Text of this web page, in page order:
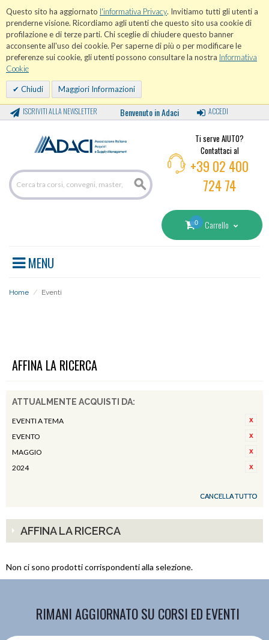
Questo sito ha aggiornato l'informativa Privacy. Invitiamo tutti gli utenti a
prenderne visione. Ricordiamo agli utenti che questo sito usa cookie di
profilazione e di terze parti. Chi sceglie di chiudere questo banner
acconsente all'uso dei cookie. Per saperne di più o per modificare le
preferenze sui cookie, gli utenti possono consultare la nostra Informativa
Cookie
Chiudi Maggiori Informazioni
ISCRIVITI ALLA NEWSLETTER Benvenuto in Adaci ACCEDI
Ti serve AIUTO?
Contattaci al
+39 02 400
724 74
0 Carrello
MENU
Home / Eventi
AFFINA LA RICERCA
ATTUALMENTE ACQUISTI DA:
EVENTI A TEMA
EVENTO
MAGGIO
2024
CANCELLA TUTTO
AFFINA LA RICERCA
Non ci sono prodotti corrispondenti alla selezione.
RIMANI AGGIORNATO SU CORSI ED EVENTI